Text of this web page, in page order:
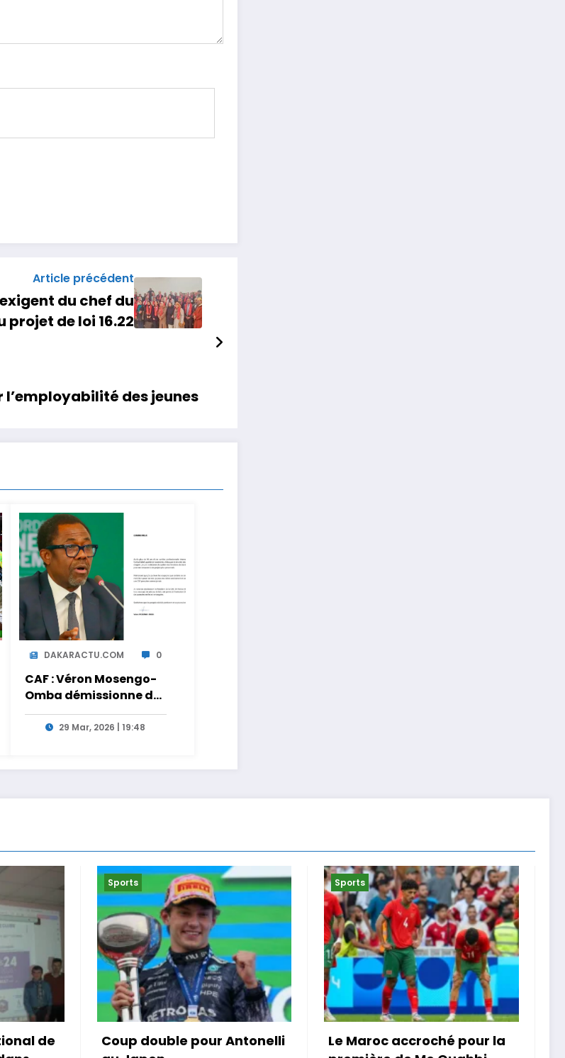
Article précédent
du chef du
de loi 16.22
l’employabilité des jeunes
DAKARACTU.COM 0
CAF : Véron Mosengo-
Omba démissionne de
son poste de Secrétaire
Général29 Mar, 2026 | 19:48
Sports
Le Maroc accroché pour la
Sports
« Je ne suis pas que la